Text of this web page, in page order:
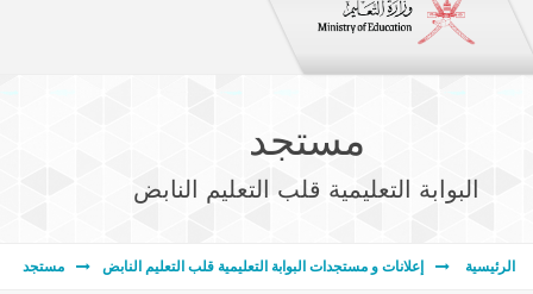
مستجد
البوابة التعليمية قلب التعليم النابض
الرئيسية إعلانات و مستجدات البوابة التعليمية قلب التعليم النابض مستجد